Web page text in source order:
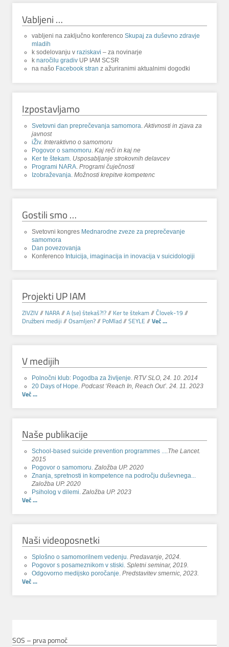
Vabljeni …
vabljeni na zaključno konferencoSkupaj za duševno zdravje
mladih
k sodelovanju vraziskavi – za novinarje
knaročilu gradiv UP IAM SCSR
na našo Facebook stran z ažuriranimi aktualnimi dogodki
Izpostavljamo
Svetovni dan preprečevanja samomora .Aktivnosti in zjava za
javnost
iŽiv.Interaktivno o samomoru
Pogovor o samomoru .Kaj reči in kaj ne
Ker te štekam Usposabljanje strokovnih delavcev
Programi NARA .Programi čuječnosti
Izobraževanja .Možnosti krepitve kompetenc
Gostili smo …
Svetovni kongres Mednarodne zveze za preprečevanje
samomora
Dan povezovanja
Konferenco Intuicija, imaginacija in inovacija v suicidologiji
Projekti UP IAM
ZIVZIV// NARA//A (se) štekaš?!?// Ker te štekam//Človek-19 //
Družbeni mediji //Osamljen?// PoMlad//SEYLE //Več ...
V medijih
Polnočni klub: Pogodba za življenje RTV SLO, 24. 10. 2014
20 Days of Hope Podcast ‘Reach In, Reach Out’. 24. 11. 2023
Več ...
Naše publikacije
School-based suicide prevention programmes ....The Lancet.
2015
Pogovor o samomoru.Založba UP. 2020
Znanja, spretnosti in kompetence na področju duševnega...
Založba UP. 2020
Psiholog v dilemi. Založba UP. 2023
Več ...
Naši videoposnetki
Splošno o samomorilnem vedenju. Predavanje, 2024.
Pogovor s posameznikom v stiski. Spletni seminar, 2019.
Odgovorno medijsko poročanje. Predstavitev smernic, 2023.
Več ...
SOS – prva pomoč